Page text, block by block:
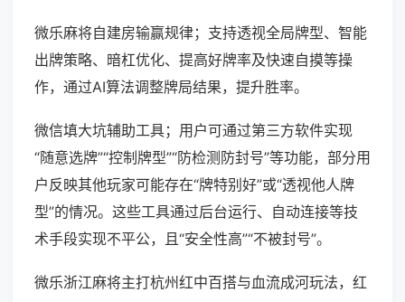
微乐麻将自建房输赢规律；支持透视全局牌型、智能
出牌策略、暗杠优化、提高好牌率及快速自摸等操
作，通过AI算法调整牌局结果，提升胜率。
微信填大坑辅助工具；用户可通过第三方软件实现
“随意选牌”“控制牌型”“防检测防封号”等功能，部分用
户反映其他玩家可能存在“牌特别好”或“透视他人牌
型”的情况。这些工具通过后台运行、自动连接等技
术手段实现不平公，且“安全性高”“不被封号”。
微乐浙江麻将主打杭州红中百搭与血流成河玩法，红